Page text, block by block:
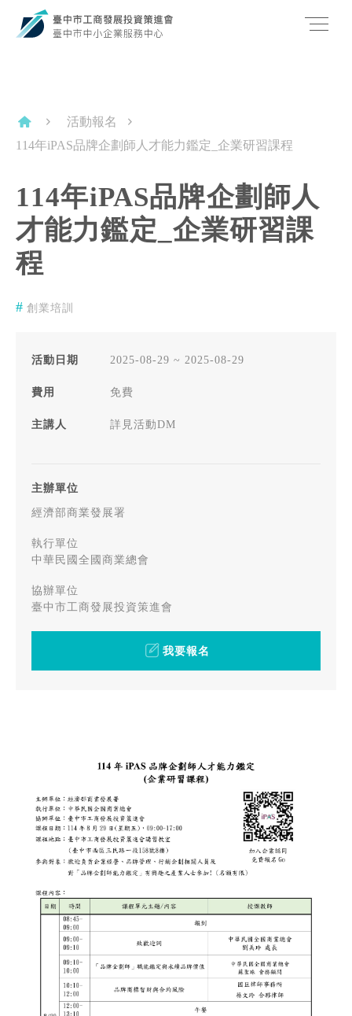
活動報名
114年iPAS品牌企劃師人才能力鑑定_企業研習課程
114年iPAS品牌企劃師人
才能力鑑定_企業研習課
程
創業培訓
活動日期 2025-08-29 ~ 2025-08-29
費用 免費
主講人 詳見活動DM
主辦單位
經濟部商業發展署
執行單位
中華民國全國商業總會
協辦單位
臺中市工商發展投資策進會
我要報名